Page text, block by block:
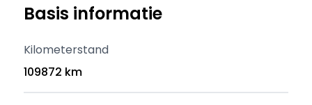
Basis informatie
Kilometerstand
109872 km